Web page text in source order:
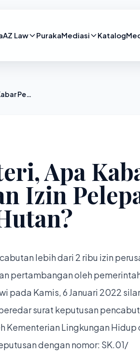
AZ Law PurakaMediasi Katalog
Para Menteri, Apa Kabar Pencabutan Izin Pelepasan Kawasan Hutan?
Apa
Izin
lebih dari 2 ribu izin
pertambangan oleh
pada Kamis, 6 Januari 2022
surat keputusan
Kementerian Lingkungan Hidup
dengan nomor: SK.01/